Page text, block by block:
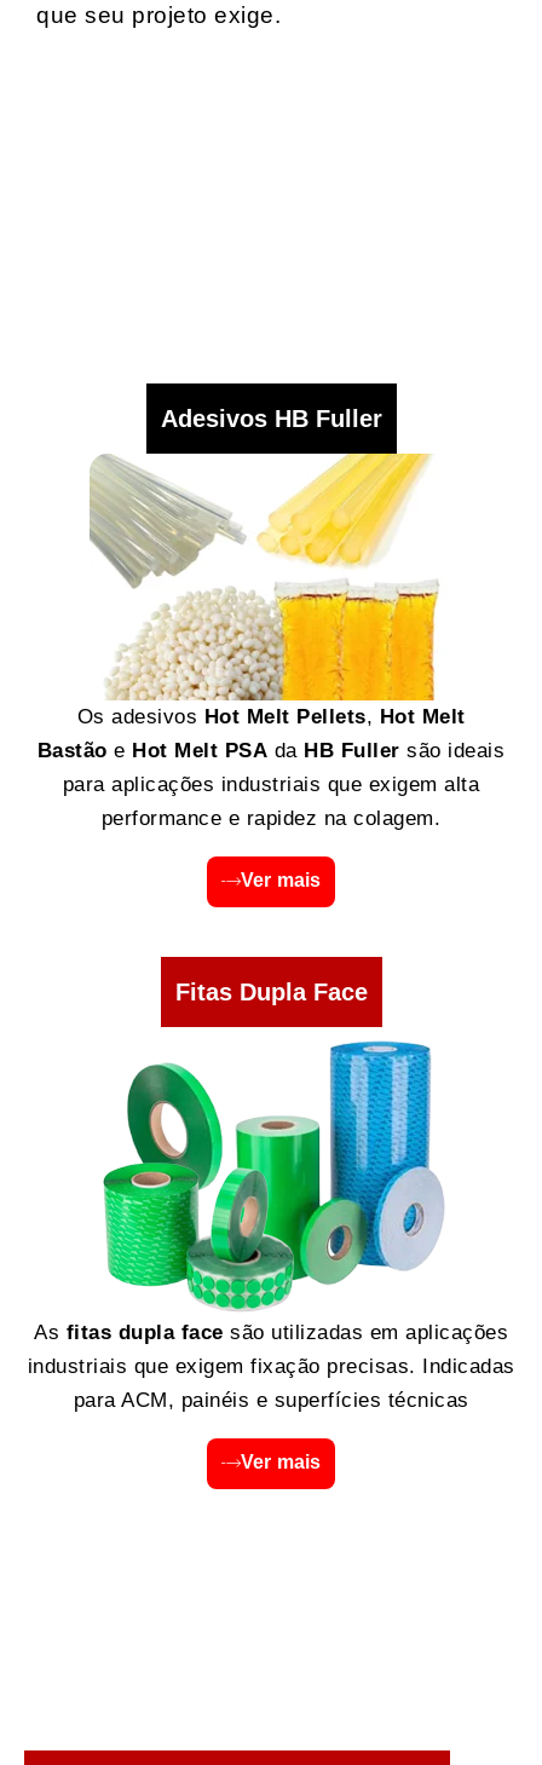
que seu projeto exige.
Adesivos HB Fuller
Os adesivos Hot Melt Pellets, Hot Melt
Bastão e Hot Melt PSA da HB Fuller são ideais
para aplicações industriais que exigem alta
performance e rapidez na colagem.
Ver mais
Fitas Dupla Face
As fitas dupla face são utilizadas em aplicações
industriais que exigem fixação precisas. Indicadas
para ACM, painéis e superfícies técnicas
Ver mais